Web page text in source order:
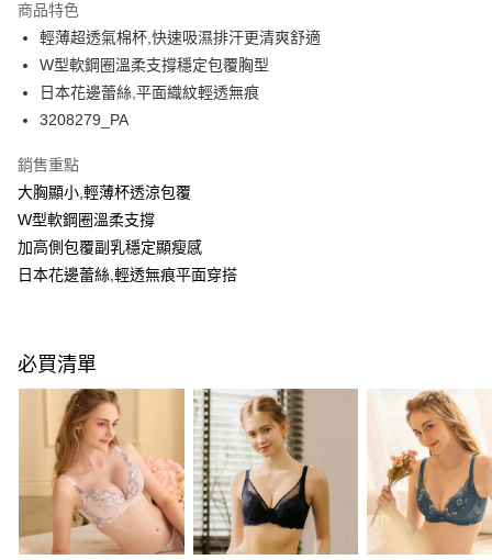
Google Pay
全支付
全盈+PAY
相關說明
【關於「AFTEE先享後付」】
AFTEE先享後付是「在收到商品之後才付款」的支付方式。 讓您購物簡單
便利好安心！
１．簡單：不需註冊會員、不需綁卡、不需儲值。
２．便利：只要手機號碼，簡訊認證，即可結帳。
１．於結帳方式選擇「AFTEE先享後付」後，將跳轉至「AFTEE先享後付」
結帳頁面，進行簡訊認證並確認金額後，即可完成結帳。
２．訂單成立數日內，您將收到繳費通知簡訊。
３．收到繳費通知簡訊後14天內，點擊此簡訊中的連結，可透過四大超商／
ATM／網路銀行／等多元方式進行付款，方視為交易完成。
※ 請注意：結帳手續完成當下不需立刻繳費，但若您需要取消訂單，請聯絡
購買商品的店家。未經商家同意取消之訂單仍視為有效，需透過AFTEE先享
後付繳納相關費用。
※ 交易是否成功請以「AFTEE先享後付 」之結帳頁面顯示為準，若有關於
是否繳費成功／繳費後需取消欲退款等相關疑問，請聯繫「AFTEE先享後付
客戶支援中心」 https://netprotections.freshdesk.com/support/home
ATM付款
運送方式
付款後全家取貨
每筆NT$100，滿NT$1,500(含以上)免運費
7-11取付
每筆NT$100，滿NT$1,500(含以上)免運費
付款後7-11取貨
每筆NT$100，滿NT$1,500(含以上)免運費
商品特色
輕薄超透氣棉杯,快速吸濕排汗更清爽舒適
W型軟鋼圈溫柔支撐穩定包覆胸型
日本花邊蕾絲,平面織紋輕透無痕
3208279_PA
銷售重點
大胸顯小,輕薄杯透涼包覆
W型軟鋼圈溫柔支撐
加高側包覆副乳穩定顯瘦感
日本花邊蕾絲,輕透無痕平面穿搭
必買清單